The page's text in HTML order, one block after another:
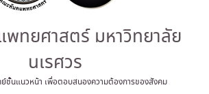
นเรศวร เรื่อง ผู้ผ่าน
ขันเข้าเป็นพนักงาน
นรายได้) ตำแหน่ง ผู้
พบรรยากาศกิจกรรม
Board Game
ทยศาสตร์ มหาวิทยาลัย
นเรศวร
ชั้นแนวหน้า เพื่อตอบสนองความต้องการของสังคม